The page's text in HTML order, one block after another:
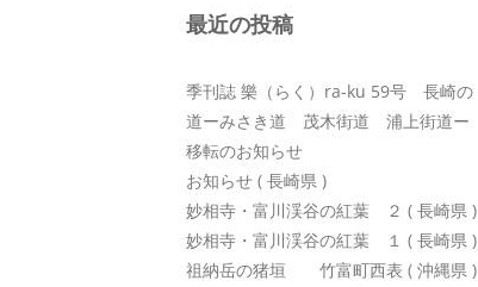
最近の投稿
季刊誌 樂（らく）ra-ku 59号 長崎の
道ーみさき道 茂木街道 浦上街道ー
移転のお知らせ
お知らせ ( 長崎県 )
妙相寺・富川渓谷の紅葉 ２ ( 長崎県 )
妙相寺・富川渓谷の紅葉 １ ( 長崎県 )
祖納岳の猪垣 竹富町西表 ( 沖縄県 )